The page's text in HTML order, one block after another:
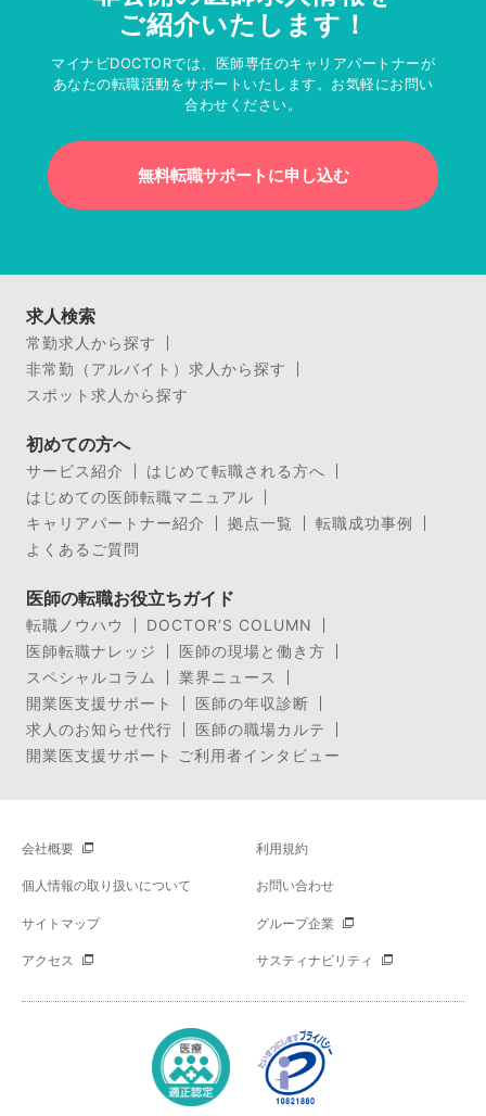
ご紹介いたします！
マイナビDOCTORでは、医師専任のキャリアパートナーが
あなたの転職活動をサポートいたします。お気軽にお問い
合わせください。
無料転職サポートに申し込む
求人検索
常勤求人から探す
非常勤（アルバイト）求人から探す
スポット求人から探す
初めての方へ
サービス紹介
はじめて転職される方へ
はじめての医師転職マニュアル
キャリアパートナー紹介
拠点一覧
転職成功事例
よくあるご質問
医師の転職お役立ちガイド
転職ノウハウ
DOCTOR’S COLUMN
医師転職ナレッジ
医師の現場と働き方
スペシャルコラム
業界ニュース
開業医支援サポート
医師の年収診断
求人のお知らせ代行
医師の職場カルテ
開業医支援サポート ご利用者インタビュー
会社概要 利用規約
個人情報の取り扱いについて お問い合わせ
サイトマップ グループ企業
アクセス サスティナビリティ